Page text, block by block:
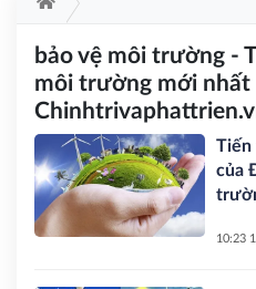
bảo vệ môi trường -
môi trường mới nhất
Tiến
của
10:23